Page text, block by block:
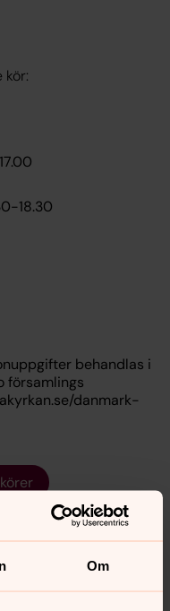
Om
18.30
behandlas i
församlings
danmark-